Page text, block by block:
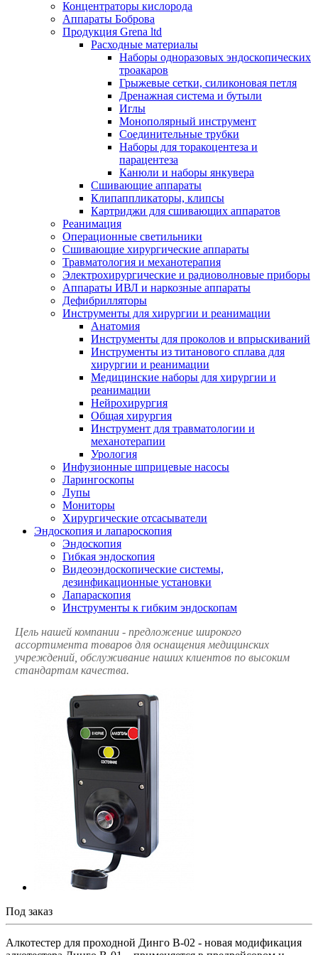
Концентраторы кислорода
Аппараты Боброва
Продукция Grena ltd
Расходные материалы
Наборы одноразовых эндоскопических
троакаров
Грыжевые сетки, силиконовая петля
Дренажная система и бутыли
Иглы
Монополярный инструмент
Соединительные трубки
Наборы для торакоцентеза и
парацентеза
Канюли и наборы янкувера
Сшивающие аппараты
Клипаппликаторы, клипсы
Картриджи для сшивающих аппаратов
Реанимация
Операционные светильники
Сшивающие хирургические аппараты
Травматология и механотерапия
Электрохирургические и радиоволновые приборы
Аппараты ИВЛ и наркозные аппараты
Дефибрилляторы
Инструменты для хирургии и реанимации
Анатомия
Инструменты для проколов и впрыскиваний
Инструменты из титанового сплава для
хирургии и реанимации
Медицинские наборы для хирургии и
реанимации
Нейрохирургия
Общая хирургия
Инструмент для травматологии и
механотерапии
Урология
Инфузионные шприцевые насосы
Ларингоскопы
Лупы
Мониторы
Хирургические отсасыватели
Эндоскопия и лапароскопия
Эндоскопия
Гибкая эндоскопия
Видеоэндоскопические системы,
дезинфикационные установки
Лапараскопия
Инструменты к гибким эндоскопам
Цель нашей компании - предложение широкого
ассортимента товаров для оснащения медицинских
учреждений, обслуживание наших клиентов по высоким
стандартам качества.
Под заказ
Алкотестер для проходной Динго B-02 - новая модификация